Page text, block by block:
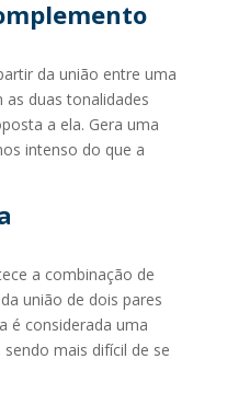
da união entre uma
duas tonalidades
a ela. Gera uma
intenso do que a
a combinação de
união de dois pares
é considerada uma
mais difícil de se